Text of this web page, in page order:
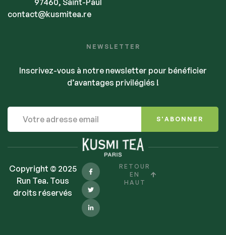
contact@kusmitea.re
NEWSLETTER
Inscrivez-vous à notre newsletter pour bénéficier
d’avantages privilégiés !
S'ABONNER
Copyright © 2025
Run Tea. Tous
droits réservés
RETOUR
EN
HAUT